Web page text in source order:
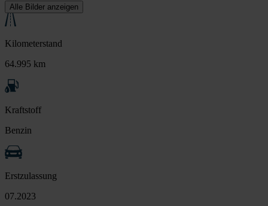
Alle Bilder anzeigen
Kilometerstand
64.995 km
Kraftstoff
Benzin
Erstzulassung
07.2023